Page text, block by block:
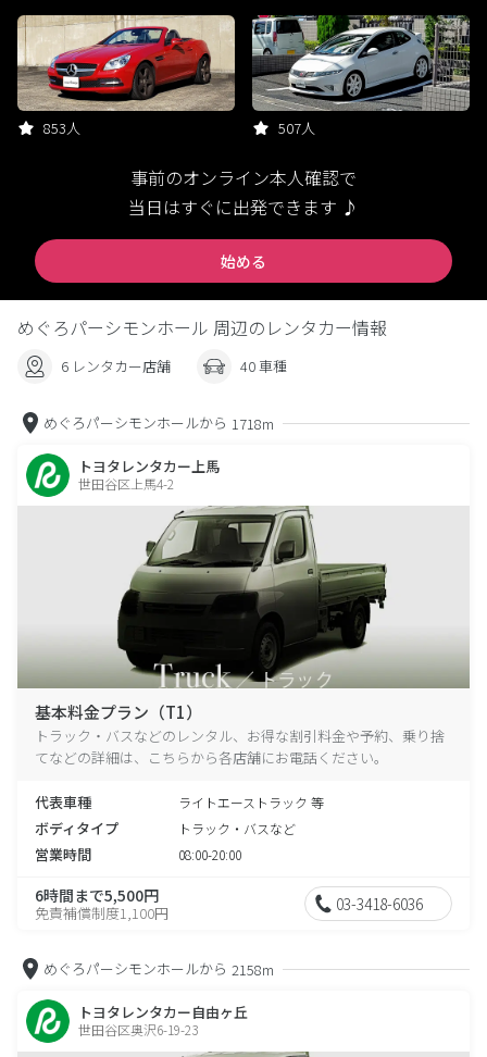
853人 507人
事前のオンライン本人確認で
当日はすぐに出発できます ♪
始める
めぐろパーシモンホール 周辺のレンタカー情報
6 レンタカー店舗 40 車種
めぐろパーシモンホールから 1718m
トヨタレンタカー上馬
世田谷区上馬4-2
基本料金プラン（T1）
トラック・バスなどのレンタル、お得な割引料金や予約、乗り捨
てなどの詳細は、こちらから各店舗にお電話ください。
代表車種 ライトエーストラック 等
ボディタイプ トラック・バスなど
営業時間 08:00-20:00
6時間まで5,500円
免責補償制度1,100円 03-3418-6036
めぐろパーシモンホールから 2158m
トヨタレンタカー自由ヶ丘
世田谷区奥沢6-19-23